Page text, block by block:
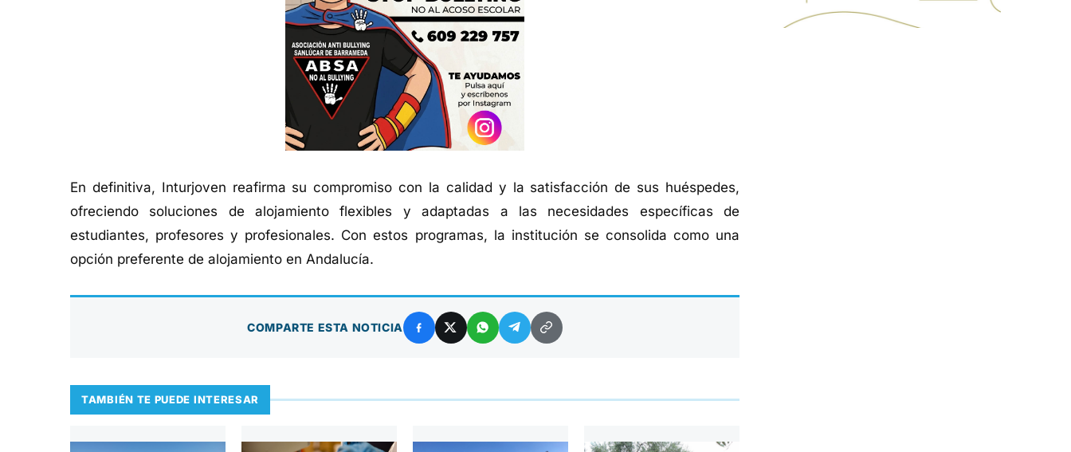
En definitiva, Inturjoven reafirma su compromiso con la calidad y la satisfacción de sus huéspedes,
ofreciendo soluciones de alojamiento flexibles y adaptadas a las necesidades específicas de
estudiantes, profesores y profesionales. Con estos programas, la institución se consolida como una
opción preferente de alojamiento en Andalucía.
COMPARTE ESTA NOTICIA
TAMBIÉN TE PUEDE INTERESAR